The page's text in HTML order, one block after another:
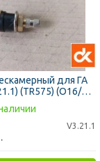
для ГА
(TR575) (O16/33
<ДК>
V3.21.1